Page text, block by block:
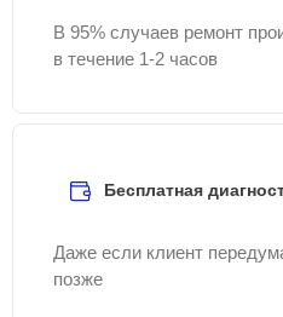
В 95% случаев ремонт
в течение 1-2 часов
Бесплатная
Даже если клиент
позже